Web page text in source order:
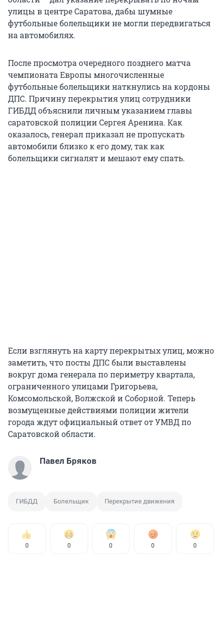
улицы в центре Саратова, дабы шумные
футбольные болельщики не могли передвигаться
на автомобилях.
После просмотра очередного позднего матча
чемпионата Европы многочисленные
футбольные болельщики наткнулись на кордоны
ДПС. Причину перекрытия улиц сотрудники
ГИБДД объяснили личным указанием главы
саратовской полиции Сергея Аренина. Как
оказалось, генерал приказал не пропускать
автомобили близко к его дому, так как
болельщики сигналят и мешают ему спать.
Если взглянуть на карту перекрытых улиц, можно
заметить, что посты ДПС были выставлены
вокруг дома генерала по периметру квартала,
ограниченного улицами Григорьева,
Комсомольской, Волжской и Соборной. Теперь
возмущенные действиями полиции жители
города ждут официальный ответ от УМВД по
Саратовской области.
Павел Бряков
ГИБДД Болельщик Перекрытие движения
0 0 0 0 0